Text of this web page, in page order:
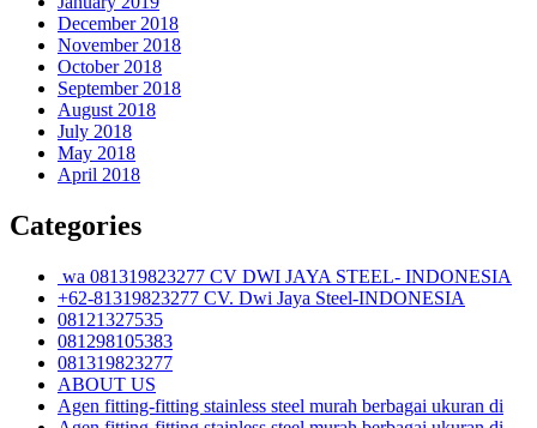
December 2018
November 2018
October 2018
September 2018
August 2018
July 2018
May 2018
April 2018
Categories
wa 081319823277 CV DWI JAYA STEEL- INDONESIA
+62-81319823277 CV. Dwi Jaya Steel-INDONESIA
08121327535
081298105383
081319823277
ABOUT US
Agen fitting-fitting stainless steel murah berbagai ukuran di